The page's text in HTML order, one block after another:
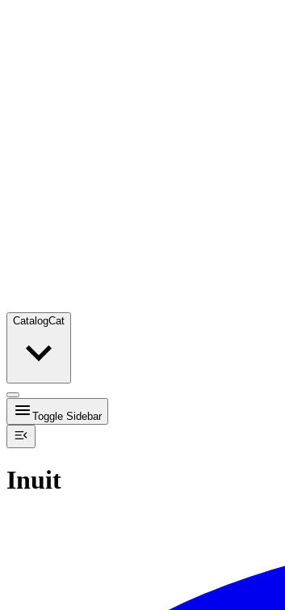
CatalogCat
Toggle Sidebar
Inuit